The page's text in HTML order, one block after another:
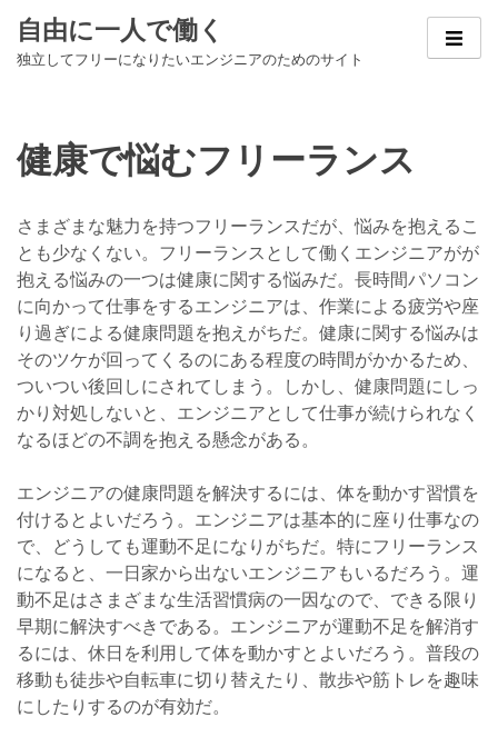
Skip
content
自由に一人で働く
独立してフリーになりたいエンジニアのためのサイト
健康で悩むフリーランス
さまざまな魅力を持つフリーランスだが、悩みを抱えるこ
とも少なくない。フリーランスとして働くエンジニアがが
抱える悩みの一つは健康に関する悩みだ。長時間パソコン
に向かって仕事をするエンジニアは、作業による疲労や座
り過ぎによる健康問題を抱えがちだ。健康に関する悩みは
そのツケが回ってくるのにある程度の時間がかかるため、
ついつい後回しにされてしまう。しかし、健康問題にしっ
かり対処しないと、エンジニアとして仕事が続けられなく
なるほどの不調を抱える懸念がある。
エンジニアの健康問題を解決するには、体を動かす習慣を
付けるとよいだろう。エンジニアは基本的に座り仕事なの
で、どうしても運動不足になりがちだ。特にフリーランス
になると、一日家から出ないエンジニアもいるだろう。運
動不足はさまざまな生活習慣病の一因なので、できる限り
早期に解決すべきである。エンジニアが運動不足を解消す
るには、休日を利用して体を動かすとよいだろう。普段の
移動も徒歩や自転車に切り替えたり、散歩や筋トレを趣味
にしたりするのが有効だ。